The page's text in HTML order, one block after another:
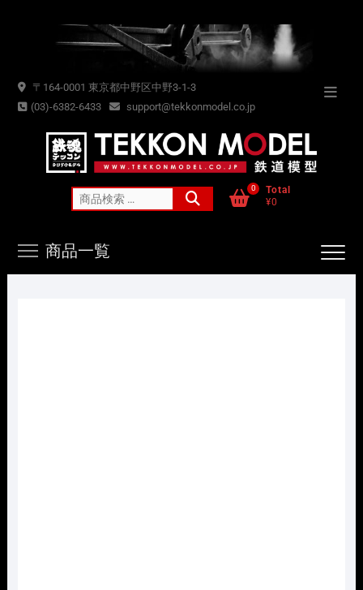
〒164-0001 東京都中野区中野3-1-3
(03)-6382-6433
support@tekkonmodel.co.jp
索
0
Total
¥0
商品一覧